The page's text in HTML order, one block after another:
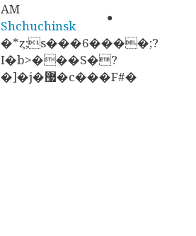
AM
Shchuchinsk
�*ȥ;s���6����;?
I�b>���S�?
�]�j�޷�c���F#�